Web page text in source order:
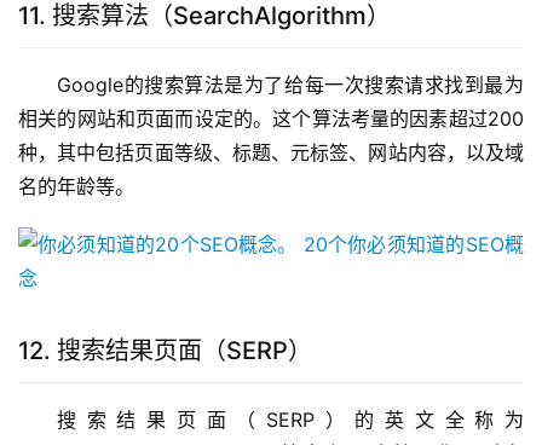
11. 搜索算法（SearchAlgorithm）
Google的搜索算法是为了给每一次搜索请求找到最为
相关的网站和页面而设定的。这个算法考量的因素超过200
种，其中包括页面等级、标题、元标签、网站内容，以及域
名的年龄等。
12. 搜索结果页面（SERP）
搜索结果页面（SERP）的英文全称为